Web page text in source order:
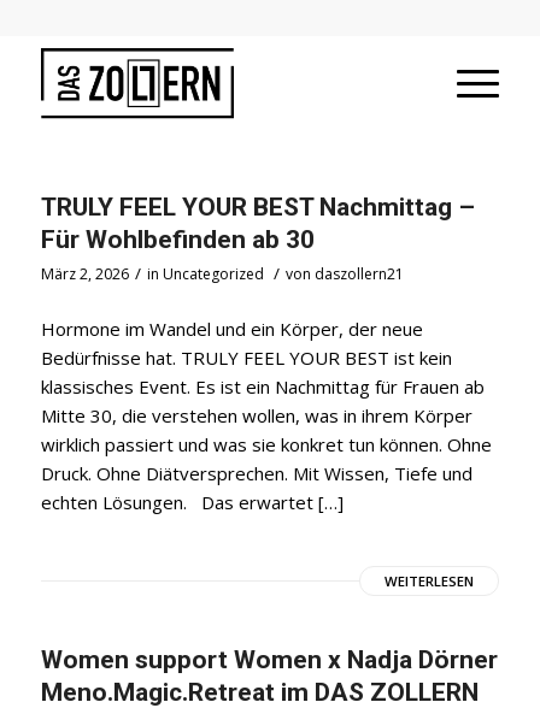
TRULY FEEL YOUR BEST Nachmittag –
Für Wohlbefinden ab 30
März 2, 2026 / in Uncategorized / von daszollern21
Hormone im Wandel und ein Körper, der neue
Bedürfnisse hat. TRULY FEEL YOUR BEST ist kein
klassisches Event. Es ist ein Nachmittag für Frauen ab
Mitte 30, die verstehen wollen, was in ihrem Körper
wirklich passiert und was sie konkret tun können. Ohne
Druck. Ohne Diätversprechen. Mit Wissen, Tiefe und
echten Lösungen. Das erwartet […]
WEITERLESEN
Women support Women x Nadja Dörner
Meno.Magic.Retreat im DAS ZOLLERN